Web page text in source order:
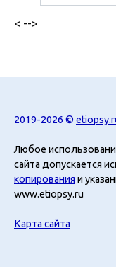
< -->
2019-2026 ©
Любое
сайта допускается
копирования и
www.etiopsy.ru
Карта сайта